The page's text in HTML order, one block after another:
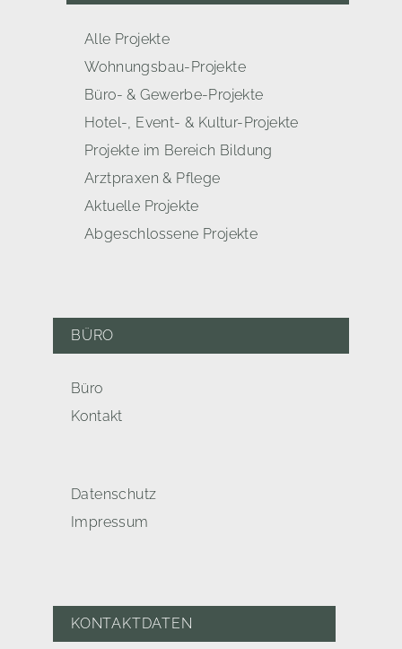
Alle Projekte
Wohnungsbau-Projekte
Büro- & Gewerbe-Projekte
Hotel-, Event- & Kultur-Projekte
Projekte im Bereich Bildung
Arztpraxen & Pflege
Aktuelle Projekte
Abgeschlossene Projekte
BÜRO
Büro
Kontakt
Datenschutz
Impressum
KONTAKTDATEN